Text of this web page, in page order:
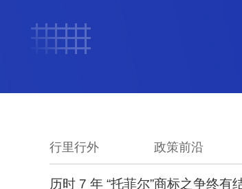
行里行外 政策前沿
历时 7 年 “托菲尔”商标之争终有